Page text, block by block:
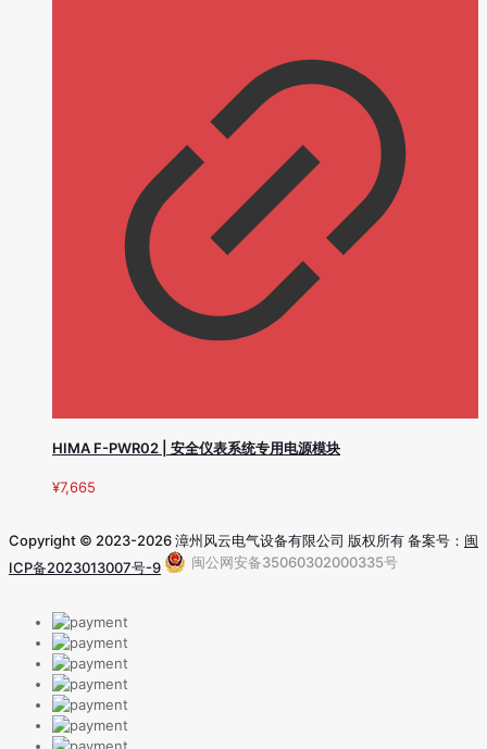
HIMA F-PWR02 | 安全仪表系统专用电源模块
¥7,665
Copyright © 2023-2026 漳州风云电气设备有限公司 版权所有 备案号： 闽
ICP备2023013007号-9
闽公网安备35060302000335号